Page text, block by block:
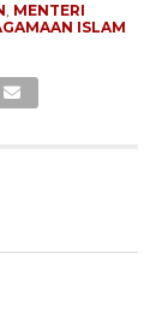
, MENTERI
ISLAM